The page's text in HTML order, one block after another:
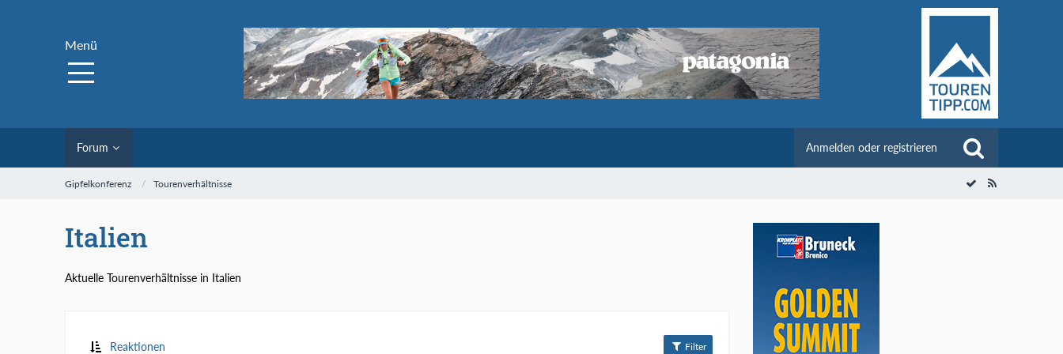
Menü
Forum Anmelden oder registrieren
Gipfelkonferenz Tourenverhältnisse
Italien
Aktuelle Tourenverhältnisse in Italien
Reaktionen Filter